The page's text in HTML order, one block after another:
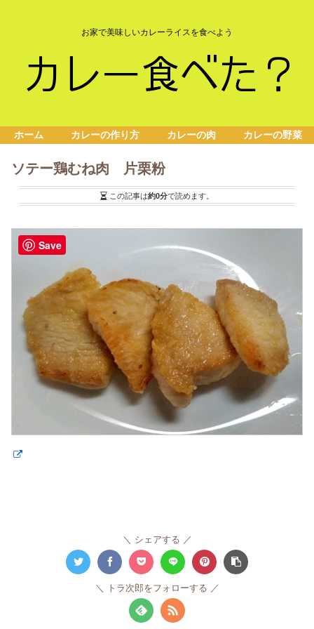
お家で美味しいカレーライスを食べよう
ホーム カレーの作り方 カレーの肉 カレーの野菜
ソテー鶏むね肉 片栗粉
この記事は約0分で読めます。
シェアする
トラ次郎をフォローする
Save